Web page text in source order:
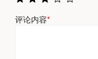
评论内容*